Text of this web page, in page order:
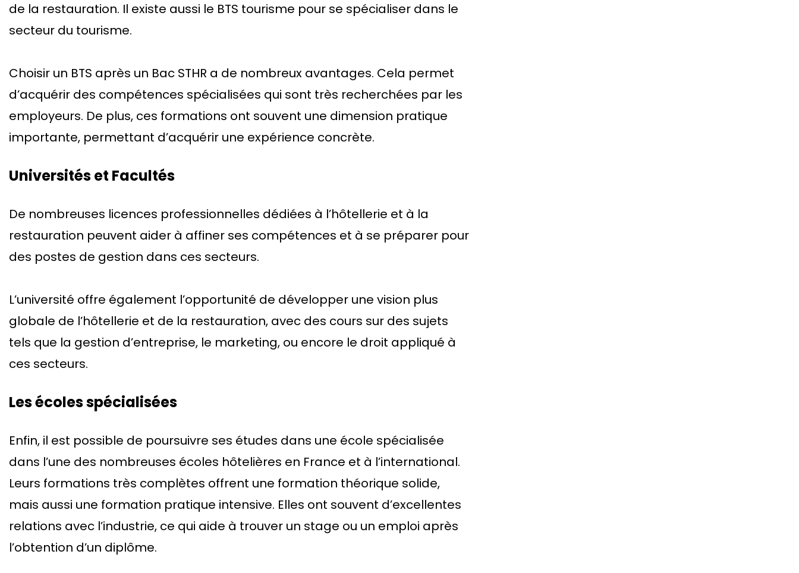
de la restauration. Il existe aussi le BTS tourisme pour se spécialiser dans le
secteur du tourisme.
Choisir un BTS après un Bac STHR a de nombreux avantages. Cela permet
d’acquérir des compétences spécialisées qui sont très recherchées par les
employeurs. De plus, ces formations ont souvent une dimension pratique
importante, permettant d’acquérir une expérience concrète.
Universités et Facultés
De nombreuses licences professionnelles dédiées à l’hôtellerie et à la
restauration peuvent aider à affiner ses compétences et à se préparer pour
des postes de gestion dans ces secteurs.
L’université offre également l’opportunité de développer une vision plus
globale de l’hôtellerie et de la restauration, avec des cours sur des sujets
tels que la gestion d’entreprise, le marketing, ou encore le droit appliqué à
ces secteurs.
Les écoles spécialisées
Enfin, il est possible de poursuivre ses études dans une école spécialisée
dans l’une des nombreuses écoles hôtelières en France et à l’international.
Leurs formations très complètes offrent une formation théorique solide,
mais aussi une formation pratique intensive. Elles ont souvent d’excellentes
relations avec l’industrie, ce qui aide à trouver un stage ou un emploi après
l’obtention d’un diplôme.